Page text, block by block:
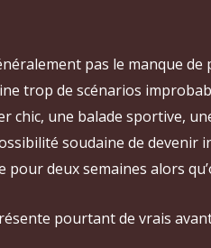
pas le manque de
trop de scénarios
chic, une balade sportive,
soudaine de devenir
pour deux semaines alors
pourtant de vrais